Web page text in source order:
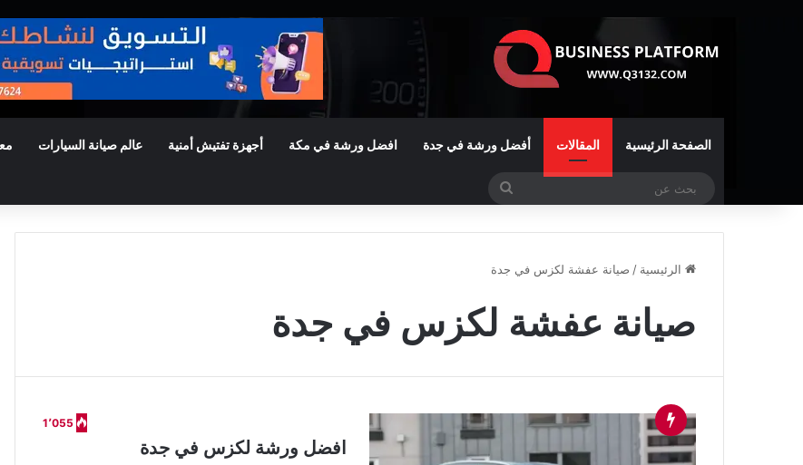
الصفحة الرئيسية المقالات أفضل ورشة في جدة افضل ورشة في مكة أجهزة تفتيش أمنية عالم صيانة السيارات
الرئيسية / صيانة عفشة لكزس في جدة
صيانة عفشة لكزس في جدة
1٬055
افضل ورشة لكزس في جدة